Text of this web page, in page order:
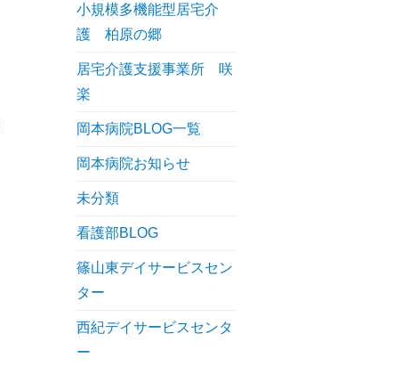
小規模多機能型居宅介
護 柏原の郷
居宅介護支援事業所 咲
楽
岡本病院BLOG一覧
岡本病院お知らせ
未分類
看護部BLOG
篠山東デイサービスセン
ター
西紀デイサービスセンタ
ー